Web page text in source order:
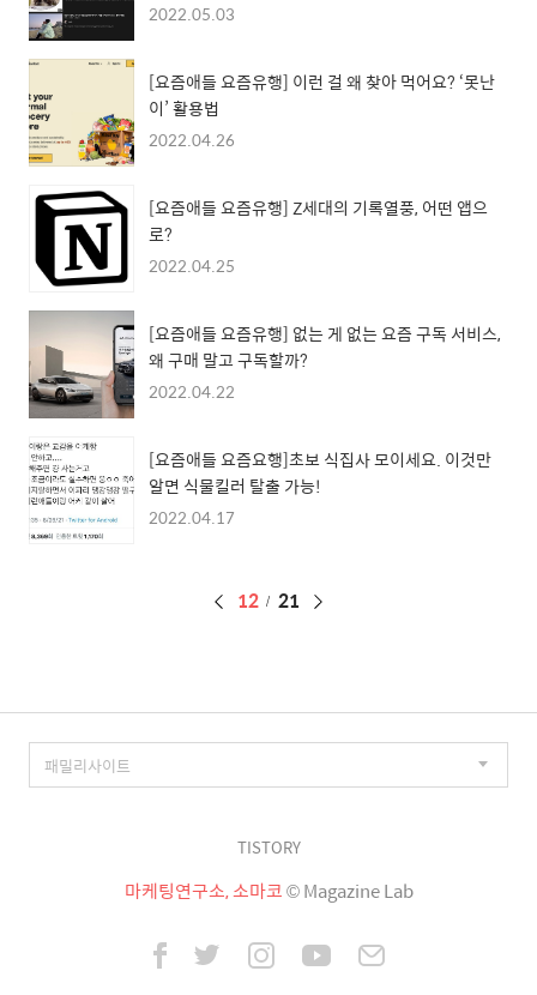
2022.05.03
[요즘애들 요즘유행] 이런 걸 왜 찾아 먹어요? ‘못난
이’ 활용법
2022.04.26
[요즘애들 요즘유행] Z세대의 기록열풍, 어떤 앱으
로?
2022.04.25
[요즘애들 요즘유행] 없는 게 없는 요즘 구독 서비스,
왜 구매 말고 구독할까?
2022.04.22
[요즘애들 요즘요행]초보 식집사 모이세요. 이것만
알면 식물킬러 탈출 가능!
2022.04.17
페
12 21
TISTORY
마케팅연구소, 소마코© Magazine Lab